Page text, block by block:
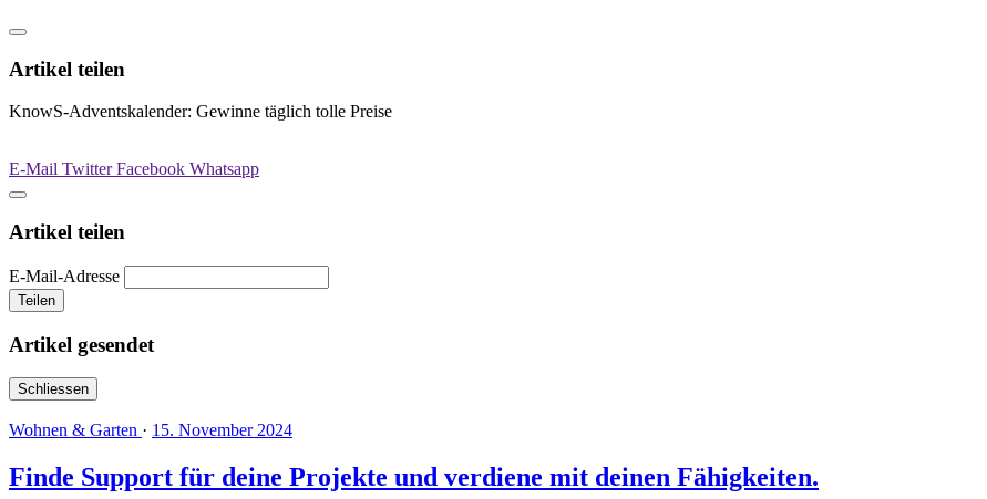
Artikel teilen
KnowS-Adventskalender: Gewinne täglich tolle Preise
E-Mail TwitterFacebook Whatsapp
Artikel teilen
E-Mail-Adresse
Teilen
Artikel gesendet
Schliessen
Wohnen & Garten · 15. November 2024
Finde Support für deine Projekte und verdiene mit deinen Fähigkeiten.